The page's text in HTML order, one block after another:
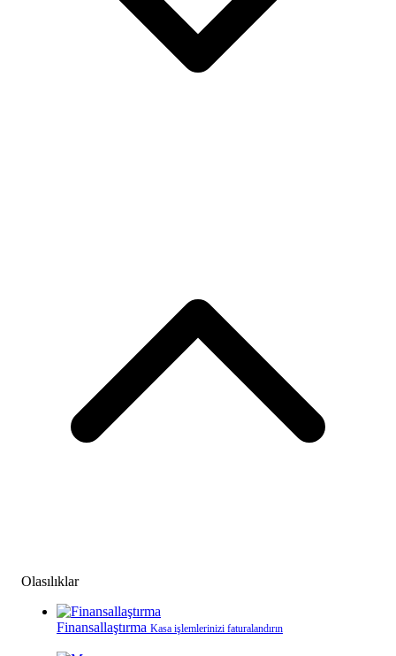
Olasılıklar
Finansallaştırma Kasa işlemlerinizi faturalandırın